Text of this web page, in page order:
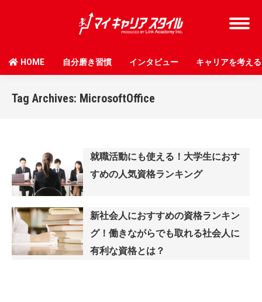
HOME 自分磨き習慣 インタビュー キャリアを考える
Tag Archives: MicrosoftOffice
就職活動にも使える！大学生におす
すめの人気資格ランキング
新社会人におすすめの資格ランキン
グ！働きながらでも取れる社会人に
有利な資格とは？